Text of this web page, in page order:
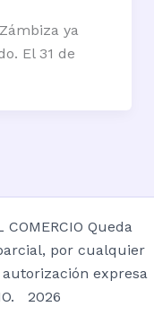
ya
El 31 de
Queda
por cualquier
expresa
2026